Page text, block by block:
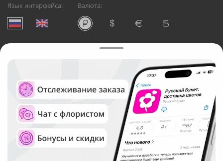
Язык интерфейса: Валюта:
Служба круглосуточной доставки цветов в Рязани
Русский Букет, 2026
Общество с ограниченной ответственностью «Технология»
ОГРН: 1195476081745, ИНН: 5410081997
Юридический адрес: г. Новосибирск, ул. Ипподромская,
д.42, оф. 3
Рейтинг Русского букета в г. Рязань